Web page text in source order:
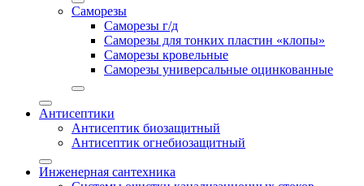
Саморезы
Саморезы г/д
Саморезы для тонких пластин «клопы»
Саморезы кровельные
Саморезы универсальные оцинкованные
Антисептики
Антисептик биозащитный
Антисептик огнебиозащитный
Инженерная сантехника